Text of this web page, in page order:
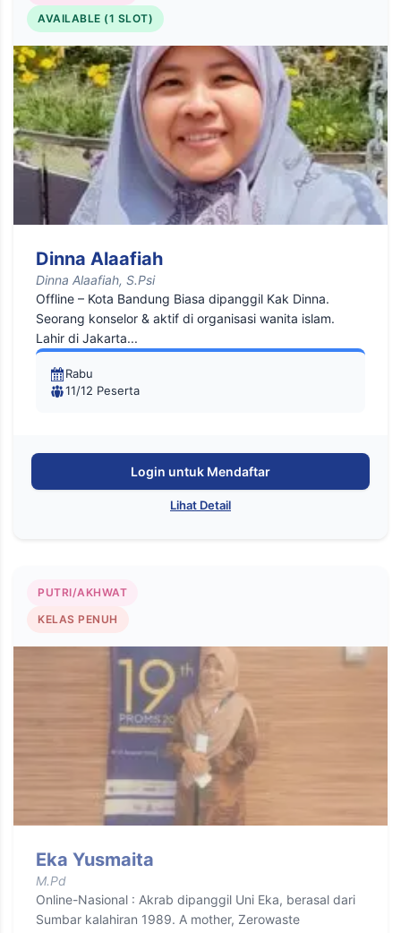
AVAILABLE (1 SLOT)
Dinna Alaafiah
Dinna Alaafiah, S.Psi
Offline – Kota Bandung Biasa dipanggil Kak Dinna.
Seorang konselor & aktif di organisasi wanita islam.
Lahir di Jakarta...
Rabu
11/12 Peserta
Login untuk Mendaftar
Lihat Detail
PUTRI/AKHWAT
KELAS PENUH
Eka Yusmaita
M.Pd
Online-Nasional : Akrab dipanggil Uni Eka, berasal dari
Sumbar kalahiran 1989. A mother, Zerowaste